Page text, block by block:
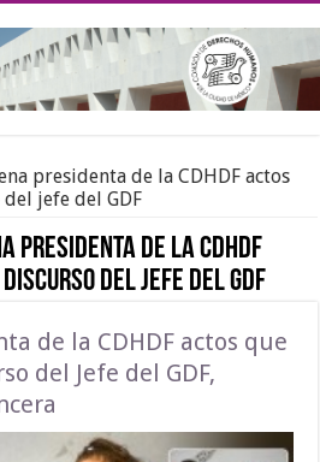
presidenta de la CDHDF actos
jefe del GDF
presidenta de la CDHDF
del jefe del GDF
de la CDHDF actos que
del Jefe del GDF,